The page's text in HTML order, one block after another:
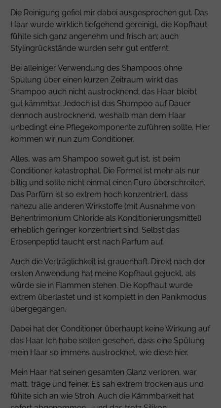
Die Reinigung gefiel mir dabei ausgesprochen gut. Das
Haar wurde wirklich tiefgehend gereinigt, die Kopfhaut
fühlte sich ganz angenehm und frisch an; auch
Stylingrückstände wurden sehr gut entfernt.
Bei alleiniger Verwendung des Shampoos ohne
Spülung über einen kurzen Zeitraum wirkt das
Shampoo auch nicht austrocknend; das Haar bleibt
gut kämmbar. Jedoch ist das Shampoo auf Dauer
dennoch austrocknend, weshalb man dem Haar
unbedingt eine Pflegekomponente zuführen sollte. Hier
kommen wir nun zum Conditioner.
Alles, was am Shampoo soweit gut ist, ist beim
Conditioner katastrophal. Die Formel ist mehr als nur
billig und sollte nicht einmal einen Euro überschreiten.
Das Parfüm ist so extrem hoch konzentriert, dass
nahezu alle anderen Wirkstoffe (mit Ausnahme von
Behentrimonium Chloride als Konditionierungsmittel)
erheblich geringer konzentriert sind. Selbst das
Erbsenpeptid taucht erst nach Parfum auf.
Auch die Verträglichkeit ist grauenhaft. Direkt nach der
ersten Anwendung hat meine Kopfhaut gejuckt, als
würde sie in Flammen stehen. Die Kopfhaut wurde
extrem überlastet und ist komplett in den Panikmodus
übergegangen.
Dabei hat der Conditioner überhaupt keine Wirkung auf
das Haar. Ich habe selten gesehen, dass eine Spülung
mein Haar so immens austrocknet, wie diese hier.
Mein Haar hat seinen gesamten Glanz verloren, war
matt, träge und feiner. Es sah extrem trocken aus und
fühlte sich an wie Stroh. Auch die Kämmbarkeit hat